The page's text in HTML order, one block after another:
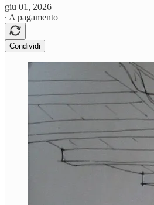
giu 01, 2026
∙ A pagamento
Condividi